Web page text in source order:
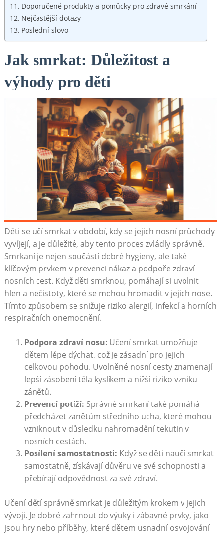
Doporučené produkty a pomůcky pro zdravé smrkání
Nejčastější dotazy
Poslední slovo
Jak smrkat: Důležitost a
výhody pro děti
Děti se učí smrkat v období, kdy se jejich nosní průchody
vyvíjejí, a je důležité, aby tento proces zvládly správně.
Smrkaní je nejen součástí dobré hygieny, ale také
klíčovým prvkem v prevenci nákaz a podpoře zdraví
nosních cest. Když děti smrknou, pomáhají si uvolnit
hlen a nečistoty, které se mohou hromadit v jejich nose.
Tímto způsobem se snižuje riziko alergií, infekcí a horních
respiračních onemocnění.
Podpora zdraví nosu: Učení smrkat umožňuje
dětem lépe dýchat, což je zásadní pro jejich
celkovou pohodu. Uvolněné nosní cesty znamenají
lepší zásobení těla kyslíkem a nižší riziko vzniku
zánětů.
Prevencí potíží: Správné smrkaní také pomáhá
předcházet zánětům středního ucha, které mohou
vzniknout v důsledku nahromadění tekutin v
nosních cestách.
Posílení samostatnosti: Když se děti naučí smrkat
samostatně, získávají důvěru ve své schopnosti a
přebírají odpovědnost za své zdraví.
Učení dětí správně smrkat je důležitým krokem v jejich
vývoji. Je dobré zahrnout do výuky i zábavné prvky, jako
jsou hry nebo příběhy, které dětem usnadní osvojování